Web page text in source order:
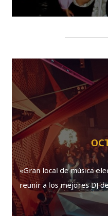
«Gran local de música
reunir a los mejores DJ